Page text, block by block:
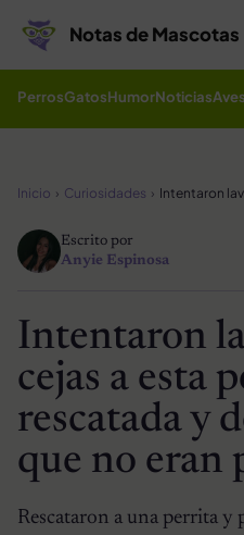
Notas de Mascotas
PerrosGatosHumorNoticiasAves
Inicio Curiosidades
Escrito por
Anyie Espinosa
Intentaron
cejas a esta
rescatada y
que no eran
Rescataron a una perrita y